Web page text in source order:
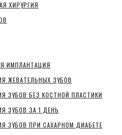
ХИРУРГИЯ
ИМПЛАНТАЦИЯ
ЖЕВАТЕЛЬНЫХ ЗУБОВ
ЗУБОВ БЕЗ КОСТНОЙ ПЛАСТИКИ
ЗУБОВ ЗА 1 ДЕНЬ
ЗУБОВ ПРИ САХАРНОМ ДИАБЕТЕ